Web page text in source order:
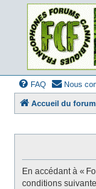
FAQ Nous
Accueil du forum
En accédant à «
conditions